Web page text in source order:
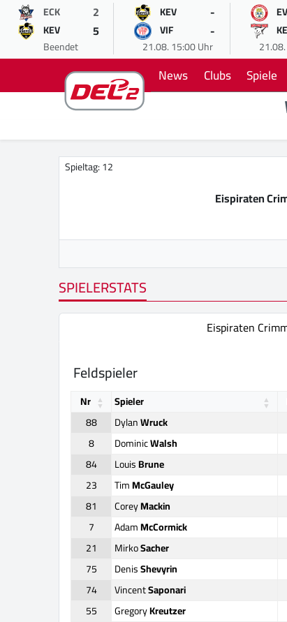
ECK 2
KEV 5
Beendet
KEV -
VIF -
21.08. 15:00 Uhr
News Clubs Spiele
Spieltag: 12
Eispiraten
SPIELERSTATS
Eispiraten
Feldspieler
Nr Spieler
88
DylanWruck
8
DominicWalsh
84
LouisBrune
23
TimMcGauley
81
CoreyMackin
7
AdamMcCormick
21
MirkoSacher
75
DenisShevyrin
74
VincentSaponari
55
GregoryKreutzer